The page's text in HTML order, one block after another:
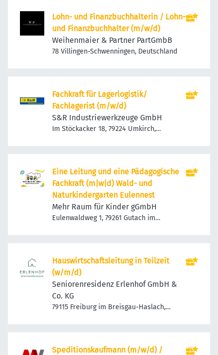
Lohn- und Finanzbuchhalterin / Lohn-
und Finanzbuchhalter (m/w/d)
Weihenmaier & Partner PartGmbB
78 Villingen-Schwenningen, Deutschland
Fachkraft für Lagerlogistik/
Fachlagerist (m/w/d)
S&R Industriewerkzeuge GmbH
Im Stöckacker 18, 79224 Umkirch,
Eine Leitung und eine Pädagogische
Fachkraft (m|w|d) Wald- und
Naturkindergarten Eulennest
Mehr Raum für Kinder gGmbH
Eulenwaldweg 1, 79261 Gutach im
Hauswirtschaftsleitung in Teilzeit
(w/m/d)
Seniorenresidenz Erlenhof GmbH &
Co. KG
79115 Freiburg im Breisgau-Haslach,
Speditionskaufmann (m/w/d) /